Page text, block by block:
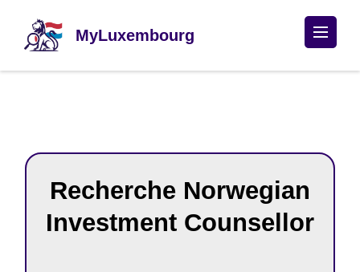
contenu
(Pressez
MyLuxembourg
Recherche Norwegian
Investment Counsellor